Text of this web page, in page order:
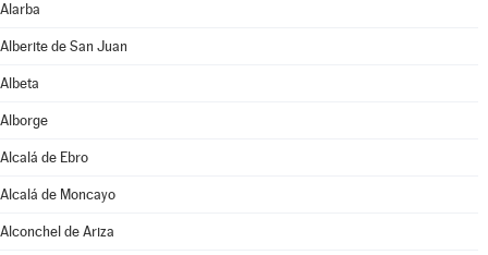
Alarba
Alberite de San Juan
Albeta
Alborge
Alcalá de Ebro
Alcalá de Moncayo
Alconchel de Ariza